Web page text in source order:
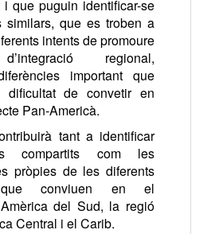
que puguin identificar-se
similars, que es troben a
intents de promoure
regional,
important que
dificultat de convetir en
Pan-Americà.
tant a identificar
compartits com les
pròpies de les diferents
que conviuen en el
del Sud, la regió
Central i el Carib.